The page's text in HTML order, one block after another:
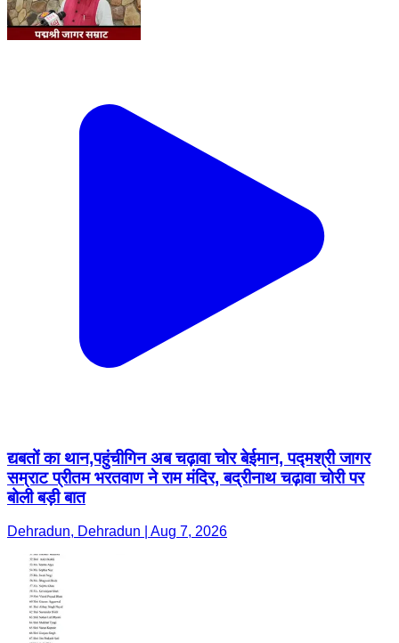
द्यबतों का थान,पहुंचीगिन अब चढ़ावा चोर बेईमान, पद्मश्री जागर
सम्राट प्रीतम भरतवाण ने राम मंदिर, बद्रीनाथ चढ़ावा चोरी पर
बोली बड़ी बात
Dehradun, Dehradun | Aug 7, 2026